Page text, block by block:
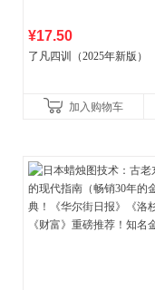
¥17.50
了凡四训（2025年新版）
加入购物车